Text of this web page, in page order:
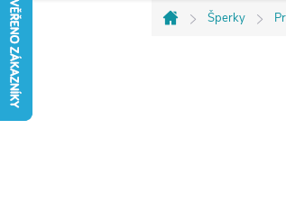
Domů
Šperky